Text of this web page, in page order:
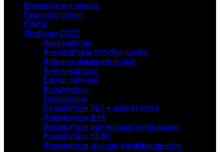
Микросхемы новые
Переключатели
Платы
Приборы СССР
Амперметры
Анализаторы спектра, шума
Антенны измерительные
Антеннюаторы
Блоки питания
Вольтметры
Генераторы
Измерители RLC и добротности
Измерители АЧХ
Измерители временных интервалов
Измерители КСВН
Измерители модуля, коэффициентов